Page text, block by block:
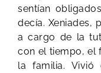
sentían
decía. Xeniades,
a cargo de la
con el tiempo, el
la familia.